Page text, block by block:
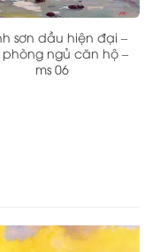
sơn dầu hiện đại –
phòng ngủ căn hộ –
ms 06